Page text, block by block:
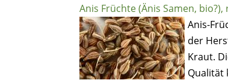
Anis Früchte (Änis Samen, bio?),
Anis-
der
Kraut.
Qualität